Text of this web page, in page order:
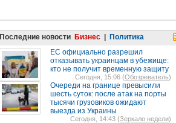
Последние новости Бизнес
Политика
ЕС официально разрешил
отказывать украинцам в убежище:
кто не получит временную защиту
Сегодня, 15:06 (Обозреватель)
Очереди на границе превысили
шесть суток: после атак на порты
тысячи грузовиков ожидают
выезда из Украины
Сегодня, 14:43 (Зеркало недели)